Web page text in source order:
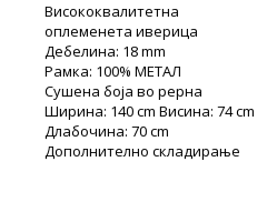
Висококвалитетна
оплеменета иверица
Дебелина: 18 mm
Рамка: 100% МЕТАЛ
Сушена боја во рерна
Ширина: 140 cm Висина: 74 cm
Длабочина: 70 cm
Дополнително складирање